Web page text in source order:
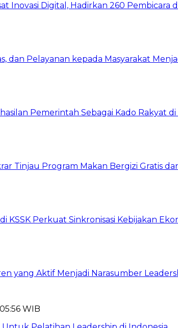
Inovasi Digital, Hadirkan 260 Pembicara
dan Pelayanan kepada Masyarakat
Pemerintah Sebagai Kado Rakyat di
Tinjau Program Makan Bergizi Gratis
KSSK Perkuat Sinkronisasi Kebijakan
yang Aktif Menjadi Narasumber
WIB